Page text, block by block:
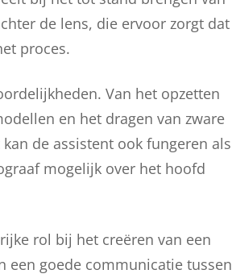
de lens, die ervoor zorgt dat
proces.
Van het opzetten
en het dragen van zware
de assistent ook fungeren als
mogelijk over het hoofd
rol bij het creëren van een
een goede communicatie tussen